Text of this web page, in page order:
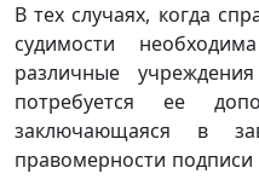
В тех случаях, когда
судимости
различные
потребуется ее
заключающаяся в
правомерности